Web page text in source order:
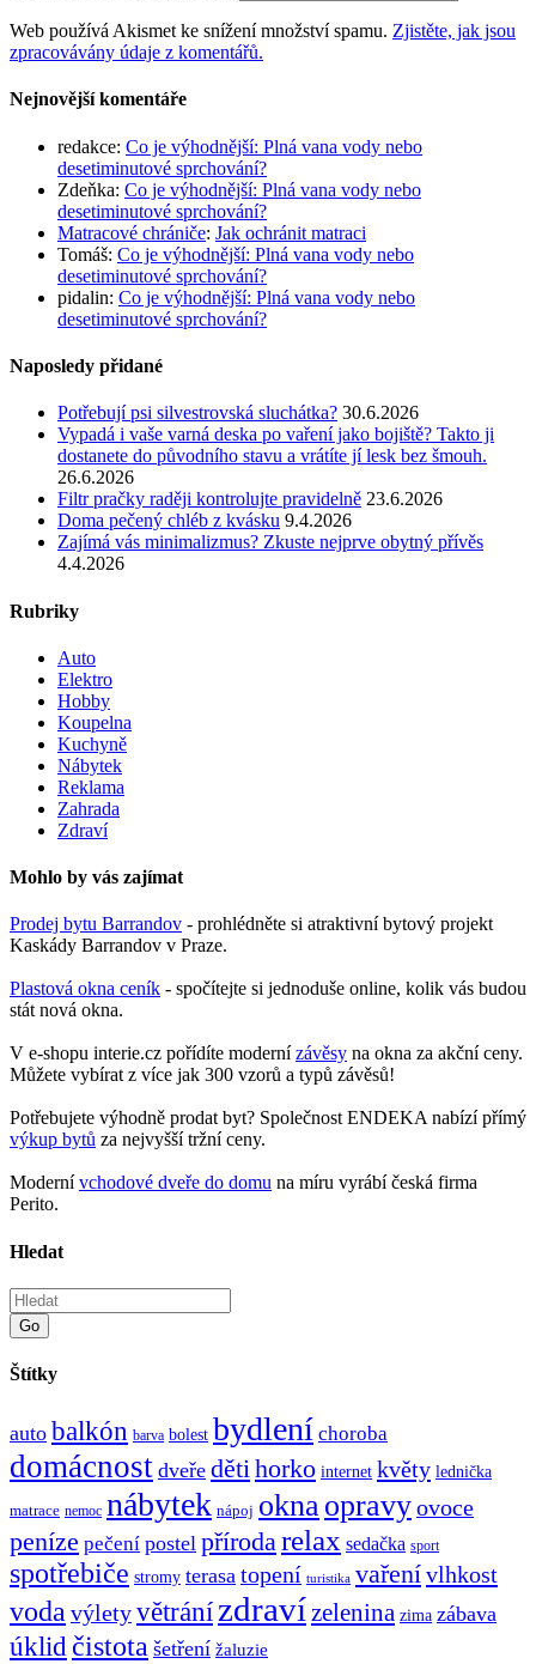
Web používá Akismet ke snížení množství spamu. Zjistěte, jak jsou
zpracovávány údaje z komentářů.
Nejnovější komentáře
redakce: Co je výhodnější: Plná vana vody nebo
desetiminutové sprchování?
Zdeňka: Co je výhodnější: Plná vana vody nebo
desetiminutové sprchování?
Matracové chrániče: Jak ochránit matraci
Tomáš: Co je výhodnější: Plná vana vody nebo
desetiminutové sprchování?
pidalin: Co je výhodnější: Plná vana vody nebo
desetiminutové sprchování?
Naposledy přidané
Potřebují psi silvestrovská sluchátka? 30.6.2026
Vypadá i vaše varná deska po vaření jako bojiště? Takto ji
dostanete do původního stavu a vrátíte jí lesk bez šmouh.
26.6.2026
Filtr pračky raději kontrolujte pravidelně 23.6.2026
Doma pečený chléb z kvásku 9.4.2026
Zajímá vás minimalizmus? Zkuste nejprve obytný přívěs
4.4.2026
Rubriky
Auto
Elektro
Hobby
Koupelna
Kuchyně
Nábytek
Reklama
Zahrada
Zdraví
Mohlo by vás zajímat
Prodej bytu Barrandov - prohlédněte si atraktivní bytový projekt
Kaskády Barrandov v Praze.
Plastová okna ceník - spočítejte si jednoduše online, kolik vás budou
stát nová okna.
V e-shopu interie.cz pořídíte modernízávěsy na okna za akční ceny.
Můžete vybírat z více jak 300 vzorů a typů závěsů!
Potřebujete výhodně prodat byt? Společnost ENDEKA nabízí přímý
výkup bytů za nejvyšší tržní ceny.
Modernívchodové dveře do domu na míru vyrábí česká firma
Perito.
Hledat
Go
Štítky
auto balkón barva bolest bydlení choroba
domácnost dveře dětihorko internet květy lednička
matrace nemoc nábytek nápoj oknaopravyovoce
peníze pečení postel přírodarelax sedačka sport
spotřebiče stromy terasa topení turistika vařenívlhkost
vodavýletyvětránízdravízelenina zima zábava
úklidčistota šetření žaluzie